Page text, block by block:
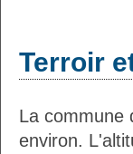
Terroir
La commune
environ.